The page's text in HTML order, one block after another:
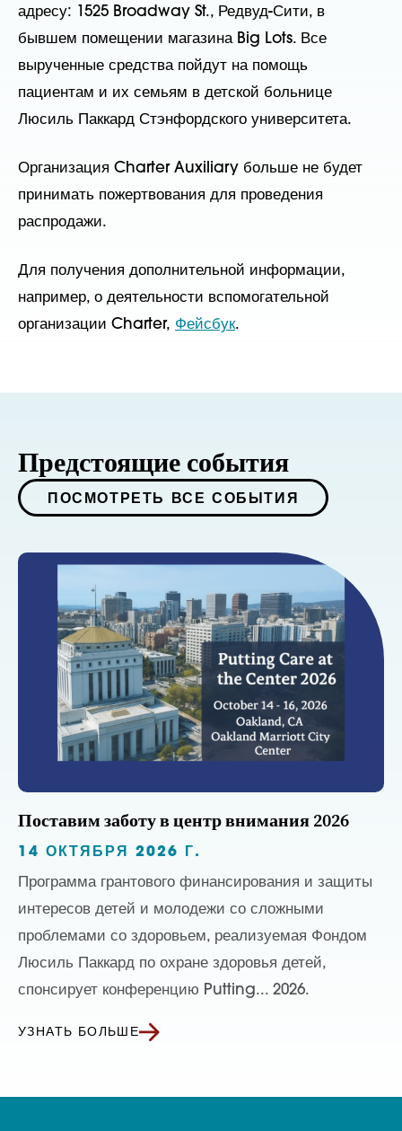
адресу: 1525 Broadway St., Редвуд-Сити, в
бывшем помещении магазина Big Lots. Все
вырученные средства пойдут на помощь
пациентам и их семьям в детской больнице
Люсиль Паккард Стэнфордского университета.
Организация Charter Auxiliary больше не будет
принимать пожертвования для проведения
распродажи.
Для получения дополнительной информации,
например, о деятельности вспомогательной
организации Charter, Фейсбук.
Предстоящие события
ПОСМОТРЕТЬ ВСЕ СОБЫТИЯ
Поставим заботу в центр внимания 2026
14 ОКТЯБРЯ 2026 Г.
Программа грантового финансирования и защиты
интересов детей и молодежи со сложными
проблемами со здоровьем, реализуемая Фондом
Люсиль Паккард по охране здоровья детей,
спонсирует конференцию Putting... 2026.
УЗНАТЬ БОЛЬШЕ